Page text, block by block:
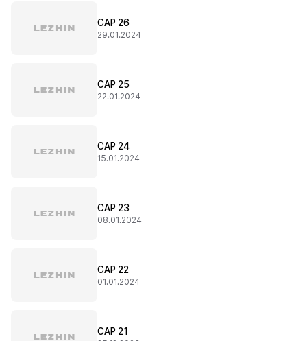
CAP 26
29.01.2024
CAP 25
22.01.2024
CAP 24
15.01.2024
CAP 23
08.01.2024
CAP 22
01.01.2024
CAP 21